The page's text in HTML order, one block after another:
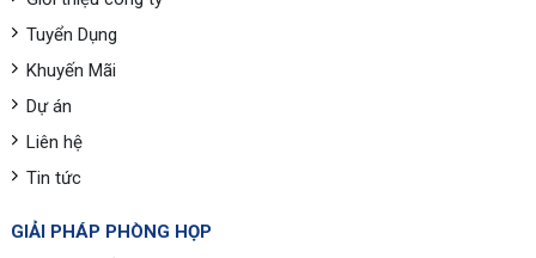
Tuyển Dụng
Khuyến Mãi
Dự án
Liên hệ
Tin tức
GIẢI PHÁP PHÒNG HỌP